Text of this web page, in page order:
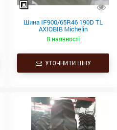
Шина IF900/65R46 190D TL
AXIOBIB Michelin
В наявності
УТОЧНИТИ ЦІНУ